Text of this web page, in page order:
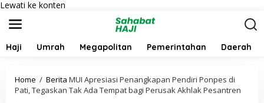
Lewati ke konten
Haji Umrah Megapolitan Pemerintahan Daerah
Home / Berita MUI Apresiasi Penangkapan Pendiri Ponpes di
Pati, Tegaskan Tak Ada Tempat bagi Perusak Akhlak Pesantren